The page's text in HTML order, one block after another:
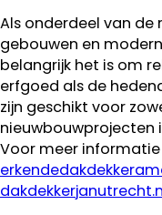
Als onderdeel van
gebouwen en
belangrijk het is om
erfgoed als de
zijn geschikt voor
nieuwbouwprojecten
Voor meer